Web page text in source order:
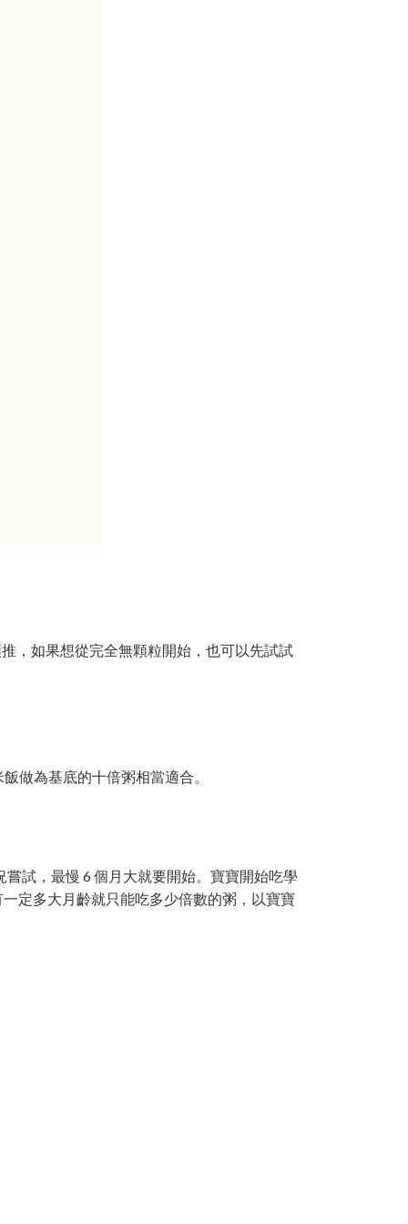
推，如果想從完全無顆粒開始，也可以先試試
做為基底的十倍粥相當適合。
試，最慢 6 個月大就要開始。寶寶開始吃學
定多大月齡就只能吃多少倍數的粥，以寶寶